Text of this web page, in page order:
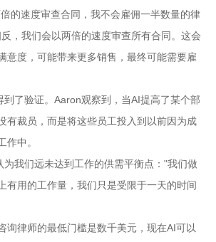
的速度审查合同，我不会雇佣一半数量的律
，我们会以两倍的速度审查所有合同。这会
意度，可能带来更多销售，最终可能需要雇
到了验证。Aaron观察到，当AI提高了某个部
有裁员，而是将这些员工投入到以前因为成
作中。
我们远未达到工作的供需平衡点："我们做
有用的工作量，我们只是受限于一天的时间
询律师的最低门槛是数千美元，现在AI可以